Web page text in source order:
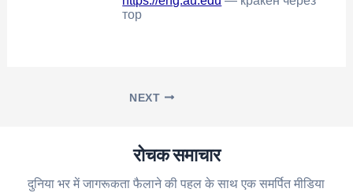
тор
NEXT
रोचक समाचार
दुनिया भर में जागरूकता फैलाने की पहल के साथ एक समर्पित मीडिया